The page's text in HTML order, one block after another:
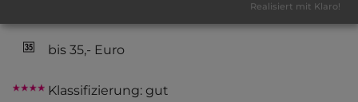
bis 35,- Euro
Klassifizierung: gut
Realisiert mit Klaro!